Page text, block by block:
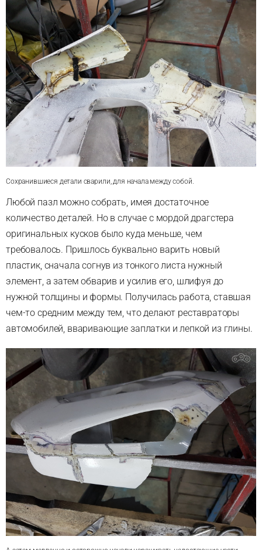
Сохранившиеся детали сварили, для начала между собой.
Любой пазл можно собрать, имея достаточное
количество деталей. Но в случае с мордой драгстера
оригинальных кусков было куда меньше, чем
требовалось. Пришлось буквально варить новый
пластик, сначала согнув из тонкого листа нужный
элемент, а затем обварив и усилив его, шлифуя до
нужной толщины и формы. Получилась работа, ставшая
чем-то средним между тем, что делают реставраторы
автомобилей, вваривающие заплатки и лепкой из глины.